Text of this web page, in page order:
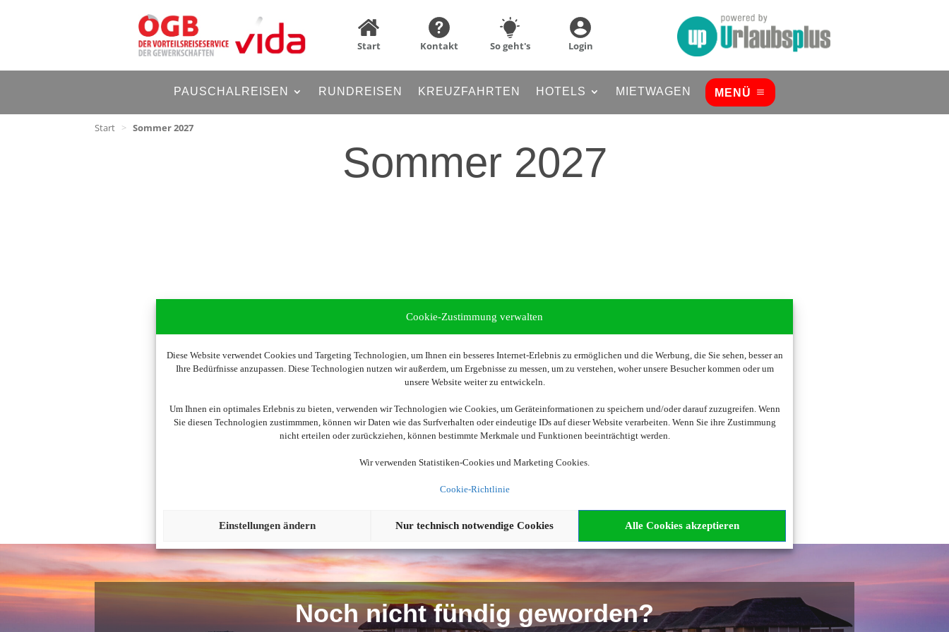
Cookie-Zustimmung verwalten
Diese Website verwendet Cookies und Targeting Technologien, um Ihnen ein besseres Internet-Erlebnis zu ermöglichen und die Werbung, die Sie sehen, besser an
Ihre Bedürfnisse anzupassen. Diese Technologien nutzen wir außerdem, um Ergebnisse zu messen, um zu verstehen, woher unsere Besucher kommen oder um
unsere Website weiter zu entwickeln.
Um Ihnen ein optimales Erlebnis zu bieten, verwenden wir Technologien wie Cookies, um Geräteinformationen zu speichern und/oder darauf zuzugreifen. Wenn
Sie diesen Technologien zustimmmen, können wir Daten wie das Surfverhalten oder eindeutige IDs auf dieser Website verarbeiten. Wenn Sie ihre Zustimmung
nicht erteilen oder zurückziehen, können bestimmte Merkmale und Funktionen beeinträchtigt werden.
Wir verwenden Statistiken-Cookies und Marketing Cookies.
Cookie-Richtlinie
Alle Cookies akzeptieren
Nur technisch notwendige Cookies
Einstellungen ändern
Start Kontakt So geht's Login
PAUSCHALREISEN RUNDREISEN KREUZFAHRTEN HOTELS MIETWAGEN MENÜ
Start > Sommer 2027
Sommer 2027
Wir brauchen Ihre Einwilligung
Cookies akzeptieren
Noch nicht fündig geworden?